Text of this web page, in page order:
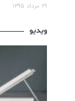
۲۹ مرداد ۱۳۹۵
ویدیو